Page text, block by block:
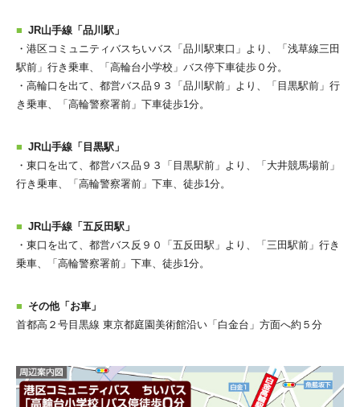
JR山手線「品川駅」
・港区コミュニティバスちいバス「品川駅東口」より、「浅草線三田
駅前」行き乗車、「高輪台小学校」バス停下車徒歩０分。
・高輪口を出て、都営バス品９３「品川駅前」より、「目黒駅前」行
き乗車、「高輪警察署前」下車徒歩1分。
JR山手線「目黒駅」
・東口を出て、都営バス品９３「目黒駅前」より、「大井競馬場前」
行き乗車、「高輪警察署前」下車、徒歩1分。
JR山手線「五反田駅」
・東口を出て、都営バス反９０「五反田駅」より、「三田駅前」行き
乗車、「高輪警察署前」下車、徒歩1分。
その他「お車」
首都高２号目黒線 東京都庭園美術館沿い「白金台」方面へ約５分